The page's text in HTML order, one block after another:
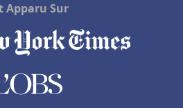
Apparu Sur